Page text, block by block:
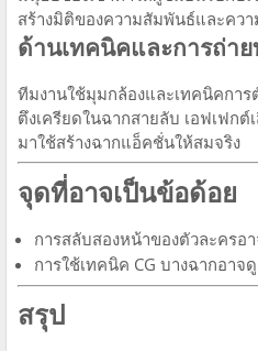
สร้างมิติของความสัมพันธ์และควา
ด้านเทคนิคและการถ่า
ทีมงานใช้มุมกล้องและเทคนิคการ
ตึงเครียดในฉากสายลับ เอฟเฟกต์
มาใช้สร้างฉากแอ็คชั่นให้สมจริง
จุดที่อาจเป็นข้อด้อย
การสลับสองหน้าของตัวละครอ
การใช้เทคนิค CG บางฉากอาจ
สรุป